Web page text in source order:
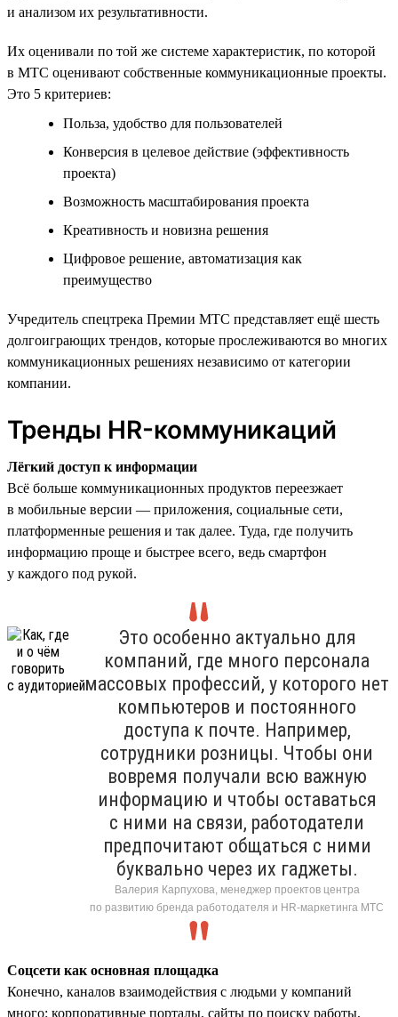
и анализом их результативности.
Их оценивали по той же системе характеристик, по которой
в МТС оценивают собственные коммуникационные проекты.
Это 5 критериев:
Польза, удобство для пользователей
Конверсия в целевое действие (эффективность
проекта)
Возможность масштабирования проекта
Креативность и новизна решения
Цифровое решение, автоматизация как
преимущество
Учредитель спецтрека Премии МТС представляет ещё шесть
долгоиграющих трендов, которые прослеживаются во многих
коммуникационных решениях независимо от категории
компании.
Тренды HR-коммуникаций
Лёгкий доступ к информации
Всё больше коммуникационных продуктов переезжает
в мобильные версии — приложения, социальные сети,
платформенные решения и так далее. Туда, где получить
информацию проще и быстрее всего, ведь смартфон
у каждого под рукой.
Это особенно актуально для
компаний, где много персонала
массовых профессий, у которого нет
компьютеров и постоянного
доступа к почте. Например,
сотрудники розницы. Чтобы они
вовремя получали всю важную
информацию и чтобы оставаться
с ними на связи, работодатели
предпочитают общаться с ними
буквально через их гаджеты.
Валерия Карпухова, менеджер проектов центра
по развитию бренда работодателя и HR-маркетинга МТС
Соцсети как основная площадка
Конечно, каналов взаимодействия с людьми у компаний
много: корпоративные порталы, сайты по поиску работы,